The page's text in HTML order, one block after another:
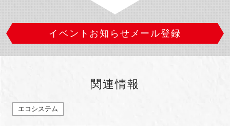
イベントお知らせメール登録
関連情報
エコシステム